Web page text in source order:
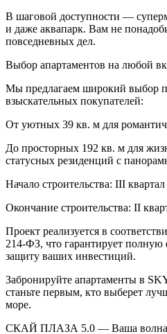
В шаговой доступности —
и даже аквапарк. Вам не
повседневных дел.
Выбор апартаментов на любой
Мы предлагаем широкий выбор
взыскательных покупателей:
От уютных 39 кв. м для
До просторных 192 кв. м для
статусных резиденций с
Начало строительства: III
Окончание строительства: II
Проект реализуется в
214-ФЗ, что гарантирует полную
защиту ваших инвестиций.
Забронируйте апартаменты в
станьте первым, кто выберет
море.
СКАЙ ПЛАЗА 5.0 — Ваша волна